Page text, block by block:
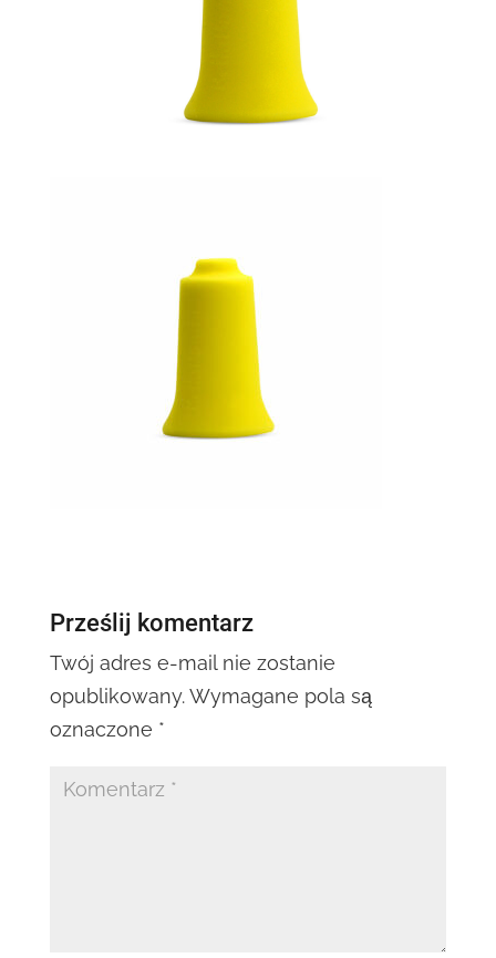
Prześlij komentarz
Twój adres e-mail nie zostanie
opublikowany. Wymagane pola są
oznaczone *